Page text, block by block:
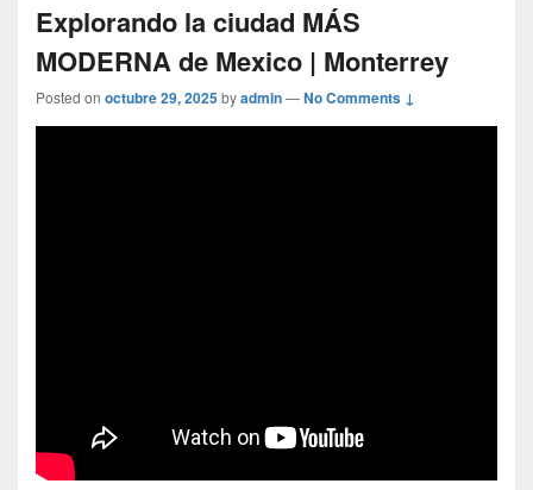
Explorando la ciudad MÁS
MODERNA de Mexico | Monterrey
Posted on octubre 29, 2025byadmin—No Comments ↓